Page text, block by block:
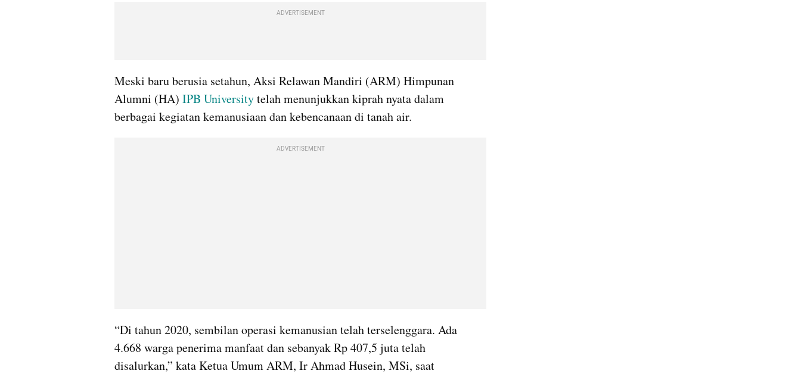
ADVERTISEMENT
Meski baru berusia setahun, Aksi Relawan Mandiri (ARM) Himpunan
Alumni (HA) IPB University telah menunjukkan kiprah nyata dalam
berbagai kegiatan kemanusiaan dan kebencanaan di tanah air.
ADVERTISEMENT
“Di tahun 2020, sembilan operasi kemanusian telah terselenggara. Ada
4.668 warga penerima manfaat dan sebanyak Rp 407,5 juta telah
disalurkan,” kata Ketua Umum ARM, Ir Ahmad Husein, MSi, saat